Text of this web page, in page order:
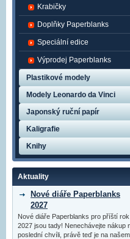
Krabičky
Doplňky Paperblanks
Speciální edice
Výprodej Paperblanks
Plastikové modely
Modely Leonardo da Vinci
Japonský ruční papír
Kaligrafie
Knihy
Aktuality
Nové diáře Paperblanks
2027
Nové diáře Paperblanks pro příští rok
2027 jsou tady! Nenechávejte nákup
poslední chvíli, právě teď je na